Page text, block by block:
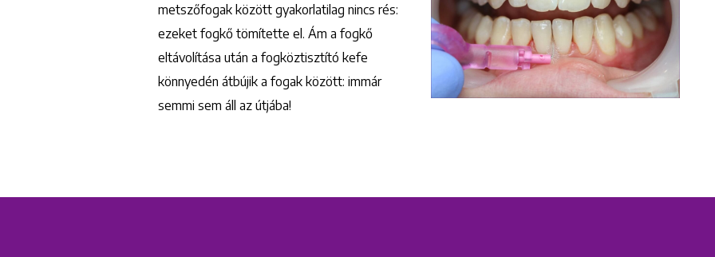
metszőfogak között gyakorlatilag nincs rés:
ezeket fogkő tömítette el. Ám a fogkő
eltávolítása után a fogköztisztító kefe
könnyedén átbújik a fogak között: immár
semmi sem áll az útjába!